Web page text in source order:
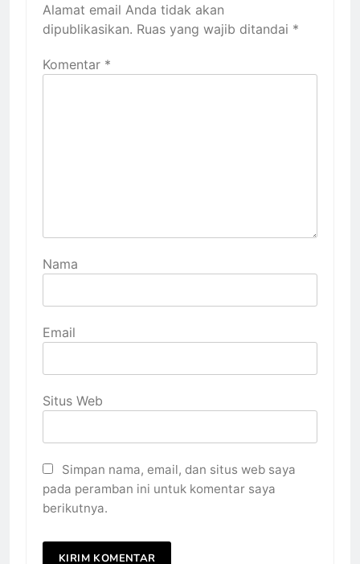
Alamat email Anda tidak akan
dipublikasikan. Ruas yang wajib ditandai *
Komentar *
Nama
Email
Situs Web
Simpan nama, email, dan situs web saya
pada peramban ini untuk komentar saya
berikutnya.